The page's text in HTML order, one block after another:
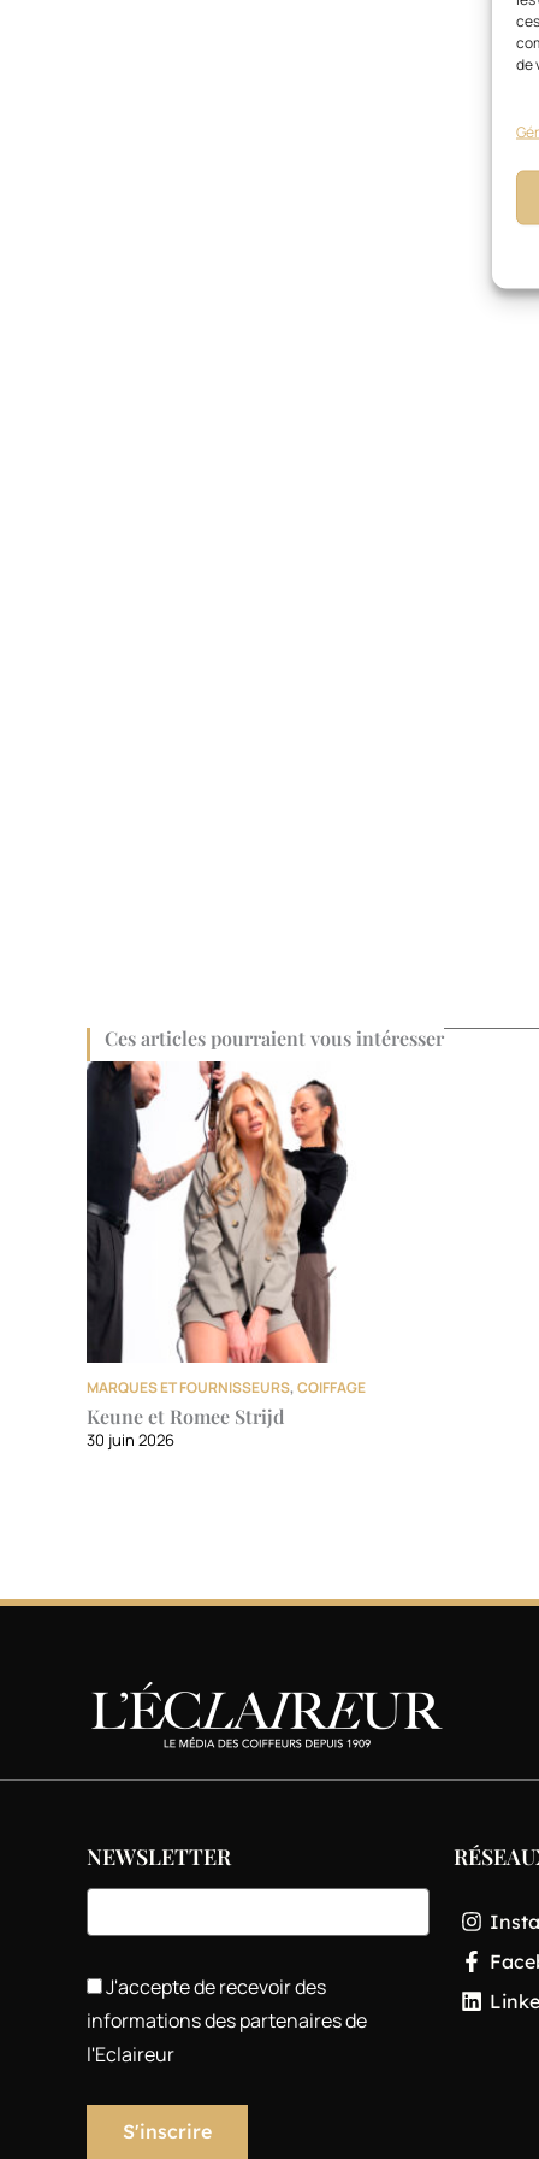
de
Ces articles pourraient vous intéresser
MARQUES ET FOURNISSEURS,COIFFAGE
Keune et Romee Strijd
30 juin 2026
NEWSLETTER
J'accepte de recevoir des
informations des partenaires de
l'Eclaireur